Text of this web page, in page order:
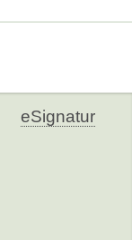
eSignatur